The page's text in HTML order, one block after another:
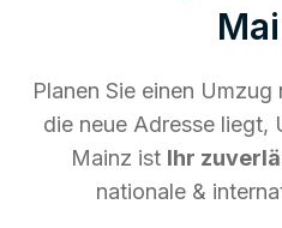
Planen Sie einen
die neue Adresse liegt,
Mainz ist Ihr
nationale &